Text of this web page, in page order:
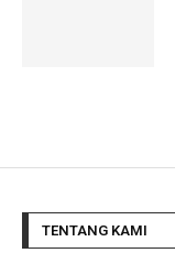
TENTANG KAMI